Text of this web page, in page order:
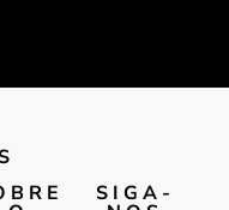
SIGA-